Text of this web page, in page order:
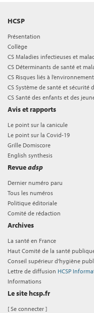
HCSP
Présentation
Collège
CS Maladies infectieuses et
CS Déterminants de santé et
CS Risques liés à l’environnement
CS Système de santé et sécurité
CS Santé des enfants et des
Avis et rapports
Le point sur la canicule
Le point sur la Covid-19
Grille Domiscore
English synthesis
Revueadsp
Dernier numéro paru
Tous les numéros
Politique éditoriale
Comité de rédaction
Archives
La santé en France
Haut Comité de la santé
Conseil supérieur d'hygiène
Lettre de diffusion HCSP
Informations
Le site hcsp.fr
[Se connecter ]